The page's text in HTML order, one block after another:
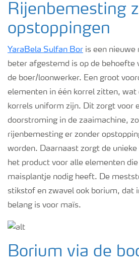
Rijenbemesting
opstoppingen
YaraBela Sulfan Bor is een nieuwe
beter afgestemd is op de behoefte
de boer/loonwerker. Een groot
elementen in één korrel zitten, wat
korrels uniform zijn. Dit zorgt voor
doorstroming in de zaaimachine,
rijenbemesting er zonder
worden. Daarnaast zorgt de
het product voor alle elementen
maisplantje nodig heeft. De
stikstof en zwavel ook borium, dat
belang is voor maïs.
Borium via de